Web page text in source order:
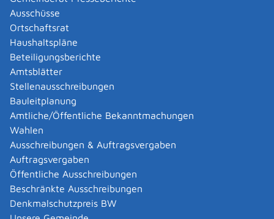
Ausschüsse
Ortschaftsrat
Haushaltspläne
Beteiligungsberichte
Amtsblätter
Stellenausschreibungen
Bauleitplanung
Amtliche/Öffentliche Bekanntmachungen
Wahlen
Ausschreibungen & Auftragsvergaben
Auftragsvergaben
Öffentliche Ausschreibungen
Beschränkte Ausschreibungen
Denkmalschutzpreis BW
oder Invaliditätsversorgung haben. Durch den
Versorgungsausgleich werden sie an den von der
anderen Partnerin oder von dem anderen Partner
erworbenen Anrechten beteiligt.
Die Zeitspanne für die Berechnung des
Versorgungsausgleichs beginnt mit dem ersten Tag des
Monats der Eheschließung oder der Begründung einer
Lebenspartnerschaft. Sie endet mit dem letzten Tag
des der Zustellung des Scheidungs- beziehungsweise
Aufhebungsantrags vorausgehenden Monats.
Anrechte werden grundsätzlich "intern", das heißt
innerhalb des jeweiligen Versorgungssystems, geteilt.
Die jeweils ausgleichsberechtigte Person erhält dadurch
einen Anspruch auf eine Versorgung bei dem
Versorgungsträger der ausgleichspflichtigen Person.